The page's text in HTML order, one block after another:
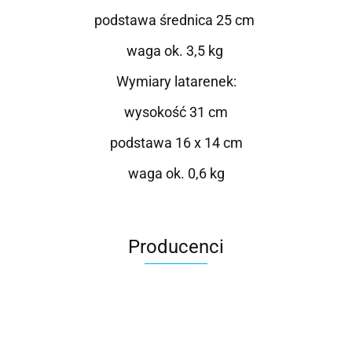
podstawa średnica 25 cm
waga ok. 3,5 kg
Wymiary latarenek:
wysokość 31 cm
podstawa 16 x 14 cm
waga ok. 0,6 kg
Producenci